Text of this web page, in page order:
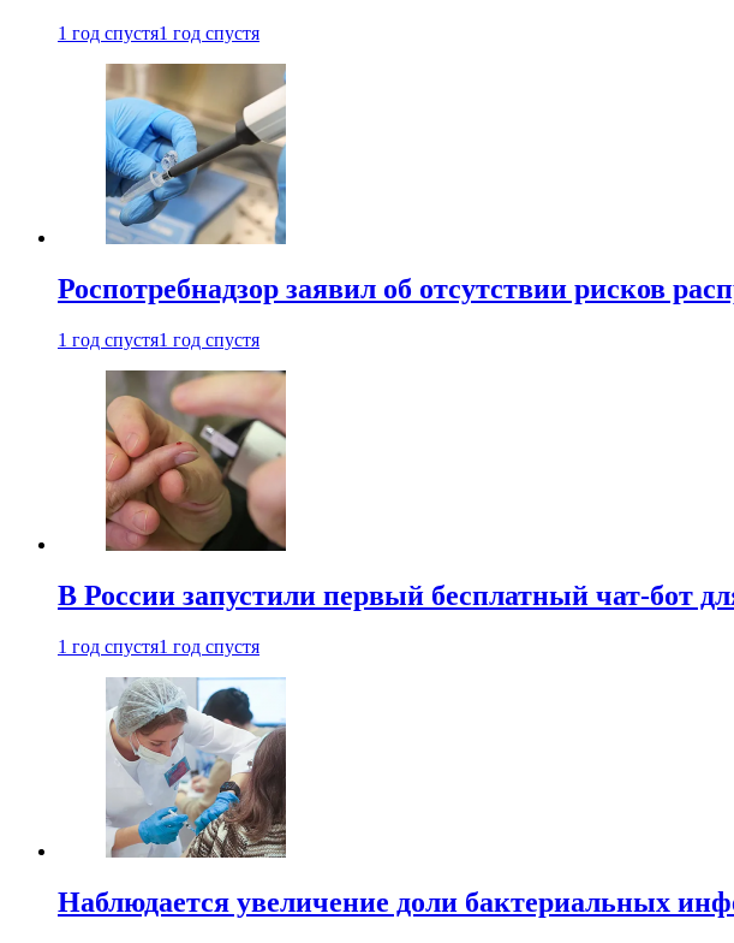
1 год спустя1 год спустя
Роспотребнадзор заявил об отсутствии рисков
1 год спустя1 год спустя
В России запустили первый бесплатный чат-бот
1 год спустя1 год спустя
Наблюдается увеличение доли бактериальных